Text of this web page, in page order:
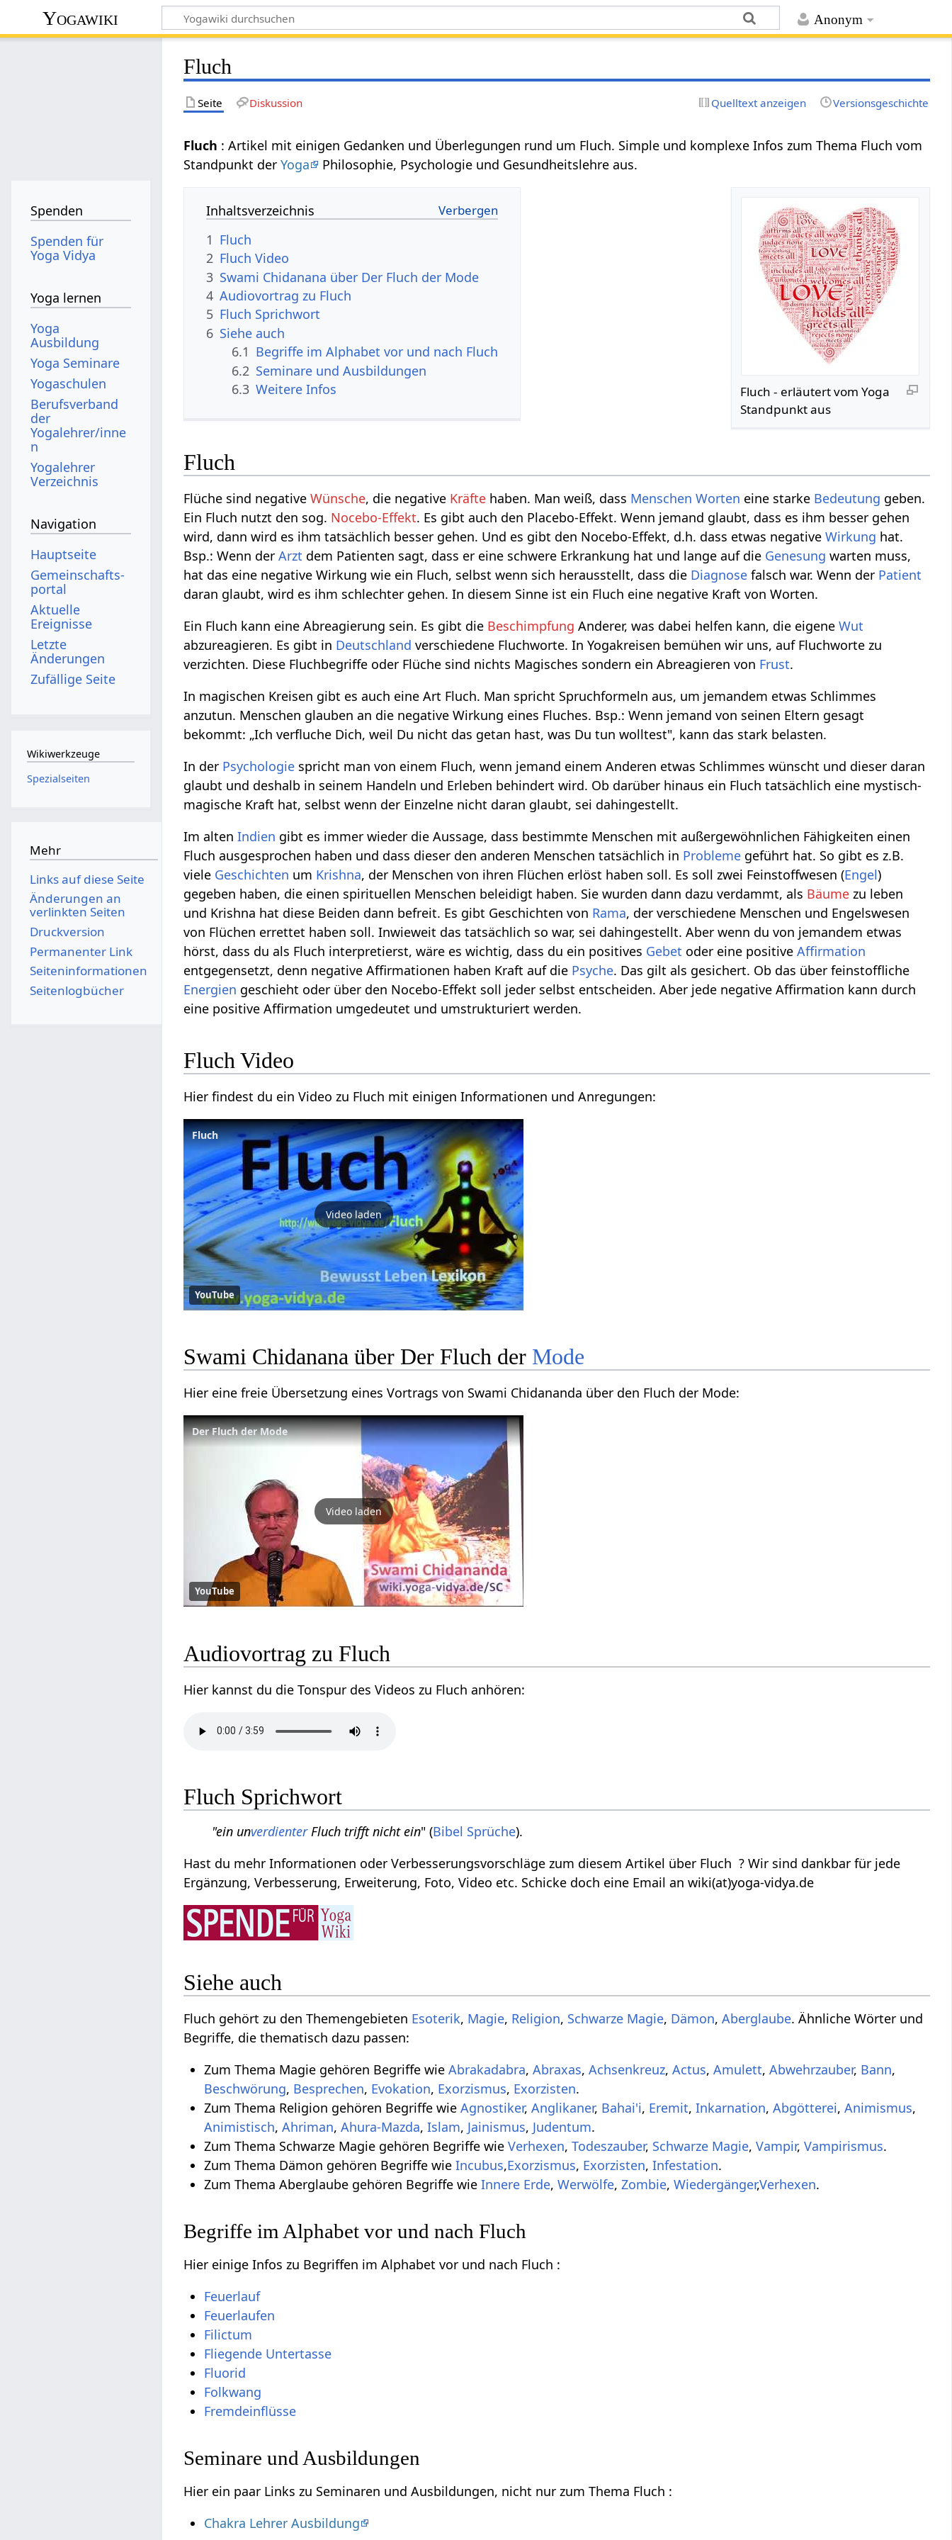
Anonym
Yogawiki
Fluch
Seite Diskussion Quelltext anzeigen Versionsgeschichte
Fluch : Artikel mit einigen Gedanken und Überlegungen rund um Fluch. Simple und komplexe Infos zum Thema Fluch vom
Standpunkt derYoga Philosophie, Psychologie und Gesundheitslehre aus.
Fluch - erläutert vom Yoga
Standpunkt aus
Inhaltsverzeichnis
1 Fluch
2 Fluch Video
3 Swami Chidanana über Der Fluch der Mode
4 Audiovortrag zu Fluch
5 Fluch Sprichwort
6 Siehe auch
6.1 Begriffe im Alphabet vor und nach Fluch
6.2 Seminare und Ausbildungen
6.3 Weitere Infos
Fluch
Flüche sind negativeWünsche, die negative Kräfte haben. Man weiß, dass Menschen Worten eine starke Bedeutung geben.
Ein Fluch nutzt den sog. Nocebo-Effekt. Es gibt auch den Placebo-Effekt. Wenn jemand glaubt, dass es ihm besser gehen
wird, dann wird es ihm tatsächlich besser gehen. Und es gibt den Nocebo-Effekt, d.h. dass etwas negativeWirkung hat.
Bsp.: Wenn derArzt dem Patienten sagt, dass er eine schwere Erkrankung hat und lange auf die Genesung warten muss,
hat das eine negative Wirkung wie ein Fluch, selbst wenn sich herausstellt, dass die Diagnose falsch war. Wenn der Patient
daran glaubt, wird es ihm schlechter gehen. In diesem Sinne ist ein Fluch eine negative Kraft von Worten.
Ein Fluch kann eine Abreagierung sein. Es gibt die Beschimpfung Anderer, was dabei helfen kann, die eigeneWut
abzureagieren. Es gibt in Deutschland verschiedene Fluchworte. In Yogakreisen bemühen wir uns, auf Fluchworte zu
verzichten. Diese Fluchbegriffe oder Flüche sind nichts Magisches sondern ein Abreagieren von Frust.
In magischen Kreisen gibt es auch eine Art Fluch. Man spricht Spruchformeln aus, um jemandem etwas Schlimmes
anzutun. Menschen glauben an die negative Wirkung eines Fluches. Bsp.: Wenn jemand von seinen Eltern gesagt
bekommt: „Ich verfluche Dich, weil Du nicht das getan hast, was Du tun wolltest", kann das stark belasten.
In der Psychologie spricht man von einem Fluch, wenn jemand einem Anderen etwas Schlimmes wünscht und dieser daran
glaubt und deshalb in seinem Handeln und Erleben behindert wird. Ob darüber hinaus ein Fluch tatsächlich eine mystisch-
magische Kraft hat, selbst wenn der Einzelne nicht daran glaubt, sei dahingestellt.
Im altenIndien gibt es immer wieder die Aussage, dass bestimmte Menschen mit außergewöhnlichen Fähigkeiten einen
Fluch ausgesprochen haben und dass dieser den anderen Menschen tatsächlich in Probleme geführt hat. So gibt es z.B.
viele Geschichten um Krishna, der Menschen von ihren Flüchen erlöst haben soll. Es soll zwei Feinstoffwesen (Engel)
gegeben haben, die einen spirituellen Menschen beleidigt haben. Sie wurden dann dazu verdammt, als Bäume zu leben
und Krishna hat diese Beiden dann befreit. Es gibt Geschichten von Rama, der verschiedene Menschen und Engelswesen
von Flüchen errettet haben soll. Inwieweit das tatsächlich so war, sei dahingestellt. Aber wenn du von jemandem etwas
hörst, dass du als Fluch interpretierst, wäre es wichtig, dass du ein positives Gebet oder eine positiveAffirmation
entgegensetzt, denn negative Affirmationen haben Kraft auf die Psyche. Das gilt als gesichert. Ob das über feinstoffliche
Energien geschieht oder über den Nocebo-Effekt soll jeder selbst entscheiden. Aber jede negative Affirmation kann durch
eine positive Affirmation umgedeutet und umstrukturiert werden.
Fluch Video
Hier findest du ein Video zu Fluch mit einigen Informationen und Anregungen:
Fluch
Video laden
YouTube
Swami Chidanana über Der Fluch der Mode
Hier eine freie Übersetzung eines Vortrags von Swami Chidananda über den Fluch der Mode:
Der Fluch der Mode
Video laden
YouTube
Audiovortrag zu Fluch
Hier kannst du die Tonspur des Videos zu Fluch anhören:
Fluch Sprichwort
"ein unverdienterFluch trifft nicht ein" (Bibel Sprüche).
Hast du mehr Informationen oder Verbesserungsvorschläge zum diesem Artikel über Fluch ? Wir sind dankbar für jede
Ergänzung, Verbesserung, Erweiterung, Foto, Video etc. Schicke doch eine Email an wiki(at)yoga-vidya.de
Siehe auch
Fluch gehört zu den Themengebieten Esoterik, Magie, Religion, Schwarze Magie, Dämon,Aberglaube. Ähnliche Wörter und
Begriffe, die thematisch dazu passen:
Zum Thema Magie gehören Begriffe wieAbrakadabra,Abraxas,Achsenkreuz,Actus,Amulett,Abwehrzauber, Bann,
Beschwörung, Besprechen, Evokation, Exorzismus, Exorzisten.
Zum Thema Religion gehören Begriffe wieAgnostiker,Anglikaner, Bahai'i, Eremit,Inkarnation,Abgötterei,Animismus,
Animistisch,Ahriman,Ahura-Mazda,Islam, Jainismus, Judentum.
Zum Thema Schwarze Magie gehören Begriffe wieVerhexen,Todeszauber, Schwarze Magie,Vampir,Vampirismus.
Zum Thema Dämon gehören Begriffe wieIncubus,Exorzismus, Exorzisten,Infestation.
Zum Thema Aberglaube gehören Begriffe wieInnere Erde,Werwölfe,Zombie,Wiedergänger,Verhexen.
Begriffe im Alphabet vor und nach Fluch
Hier einige Infos zu Begriffen im Alphabet vor und nach Fluch :
Feuerlauf
Feuerlaufen
Filictum
Fliegende Untertasse
Fluorid
Folkwang
Fremdeinflüsse
Seminare und Ausbildungen
Hier ein paar Links zu Seminaren und Ausbildungen, nicht nur zum Thema Fluch :
Chakra Lehrer Ausbildung
Spenden
Spenden für
Yoga Vidya
Yoga lernen
Yoga
Ausbildung
Yoga Seminare
Yogaschulen
Berufsverband
der
Yogalehrer/inne
n
Yogalehrer
Verzeichnis
Navigation
Hauptseite
Gemeinschafts­
portal
Aktuelle
Ereignisse
Letzte
Änderungen
Zufällige Seite
Wikiwerkzeuge
Spezialseiten
Mehr
Links auf diese Seite
Änderungen an
verlinkten Seiten
Druckversion
Permanenter Link
Seiten­­informationen
Seitenlogbücher